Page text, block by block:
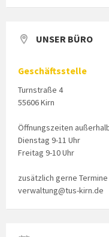
UNSER BÜRO
Geschäftsstelle
Turnstraße 4
55606 Kirn
Öffnungszeiten
Dienstag 9-11 Uhr
Freitag 9-10 Uhr
zusätzlich gerne
verwaltung@tus-kirn.de